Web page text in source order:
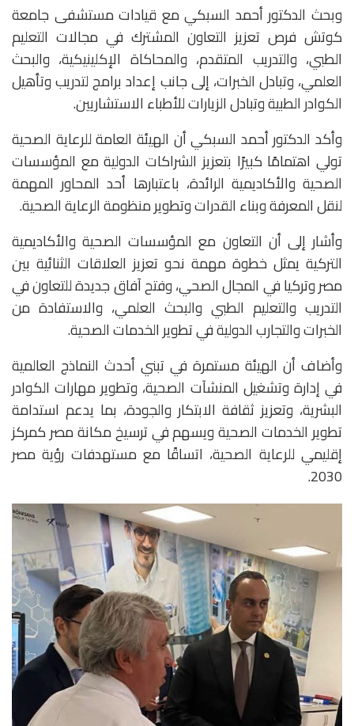
وبحث الدكتور أحمد السبكي مع قيادات مستشفى جامعة
كوتش فرص تعزيز التعاون المشترك في مجالات التعليم
الطبي، والتدريب المتقدم، والمحاكاة الإكلينيكية، والبحث
العلمي، وتبادل الخبرات، إلى جانب إعداد برامج لتدريب وتأهيل
الكوادر الطبية وتبادل الزيارات للأطباء الاستشاريين.
وأكد الدكتور أحمد السبكي أن الهيئة العامة للرعاية الصحية
تولي اهتمامًا كبيرًا بتعزيز الشراكات الدولية مع المؤسسات
الصحية والأكاديمية الرائدة، باعتبارها أحد المحاور المهمة
لنقل المعرفة وبناء القدرات وتطوير منظومة الرعاية الصحية.
وأشار إلى أن التعاون مع المؤسسات الصحية والأكاديمية
التركية يمثل خطوة مهمة نحو تعزيز العلاقات الثنائية بين
مصر وتركيا في المجال الصحي، وفتح آفاق جديدة للتعاون في
التدريب والتعليم الطبي والبحث العلمي، والاستفادة من
الخبرات والتجارب الدولية في تطوير الخدمات الصحية.
وأضاف أن الهيئة مستمرة في تبني أحدث النماذج العالمية
في إدارة وتشغيل المنشآت الصحية، وتطوير مهارات الكوادر
البشرية، وتعزيز ثقافة الابتكار والجودة، بما يدعم استدامة
تطوير الخدمات الصحية ويسهم في ترسيخ مكانة مصر كمركز
إقليمي للرعاية الصحية، اتساقًا مع مستهدفات رؤية مصر
2030.